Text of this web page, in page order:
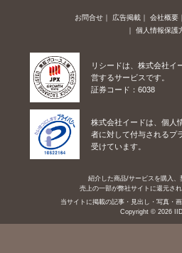
お問合せ 広告掲載 会社概要
個人情報保護
リシードは、株式会社イ
営するサービスです。
証券コード：6038
株式会社イードは、個人
者に対して付与されるプ
受けています。
紹介した商品/サービスを購入、
売上の一部が弊社サイトに還元され
当サイトに掲載の記事・見出し・写真・
Copyright © 2026